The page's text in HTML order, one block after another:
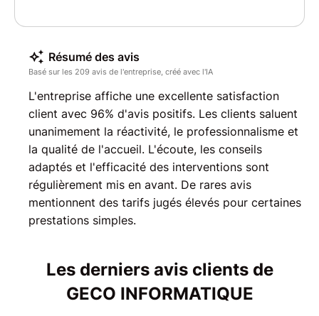
Résumé des avis
Basé sur les 209 avis de l'entreprise, créé avec l'IA
L'entreprise affiche une excellente satisfaction
client avec 96% d'avis positifs. Les clients saluent
unanimement la réactivité, le professionnalisme et
la qualité de l'accueil. L'écoute, les conseils
adaptés et l'efficacité des interventions sont
régulièrement mis en avant. De rares avis
mentionnent des tarifs jugés élevés pour certaines
prestations simples.
Les derniers avis clients de
GECO INFORMATIQUE